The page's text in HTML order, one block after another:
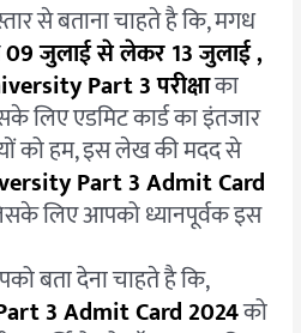
से बताना चाहते है कि, मगध
09 जुलाई से लेकर 13 जुलाई ,
Part 3 परीक्षाका
लिए एडमिट कार्ड का इंतजार
को हम, इस लेख की मदद से
Part 3 Admit Card
लिए आपको ध्यानपूर्वक इस
बता देना चाहते है कि,
3 Admit Card 2024को